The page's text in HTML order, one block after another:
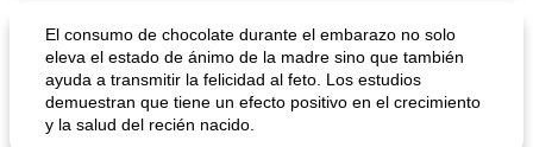
barras de manzana con canela y corteza de mijo
El consumo de chocolate durante el embarazo no solo
eleva el estado de ánimo de la madre sino que también
ayuda a transmitir la felicidad al feto. Los estudios
demuestran que tiene un efecto positivo en el crecimiento
y la salud del recién nacido.